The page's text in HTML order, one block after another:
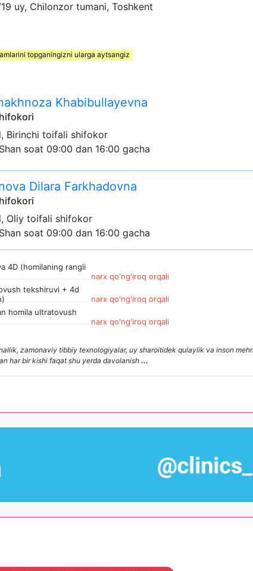
uy, Chilonzor tumani, Toshkent
topganingizni ularga aytsangiz
Khabibullayevna
Birinchi toifali shifokor
soat 09:00 dan 16:00 gacha
Dilara Farkhadovna
Oliy toifali shifokor
soat 09:00 dan 16:00 gacha
4D (homilaning rangli
narx qo'ng'iroq orqali
tekshiruvi + 4d
narx qo'ng'iroq orqali
homila ultratovush
narx qo'ng'iroq orqali
zamonaviy tibbiy texnologiyalar, uy sharoitidek qulaylik va inson
har bir kishi faqat shu yerda davolanish ...